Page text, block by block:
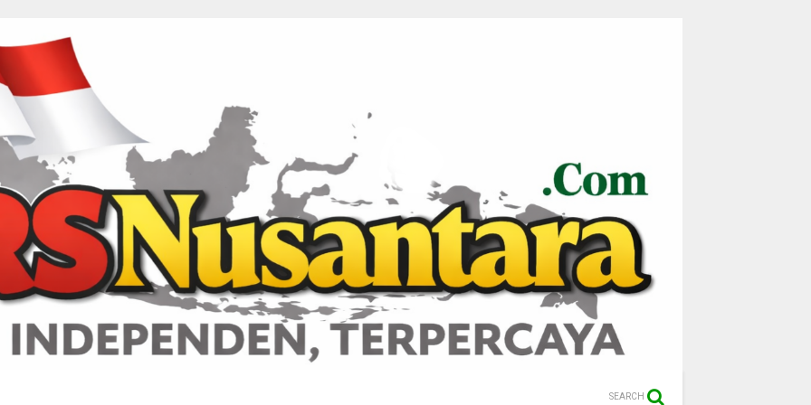
SEARCH